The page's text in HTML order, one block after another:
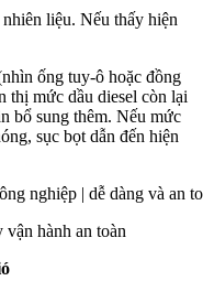
liệu. Nếu thấy hiện
ống tuy-ô hoặc đồng
thị mức dầu diesel còn lại
bổ sung thêm. Nếu mức
sục bọt dẫn đến hiện
hành an toàn